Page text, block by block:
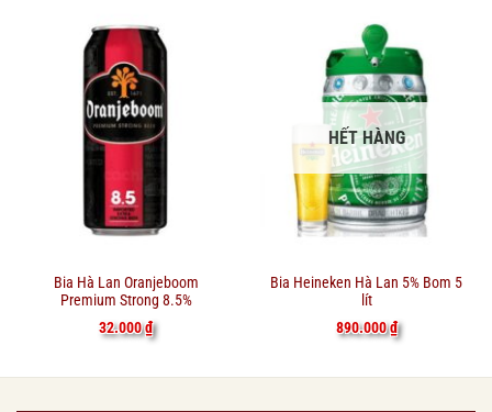
Bia Hà Lan Oranjeboom
Premium Strong 8.5%
32.000₫
HẾT HÀNG
Bia Heineken Hà Lan 5% Bom 5
lít
890.000₫